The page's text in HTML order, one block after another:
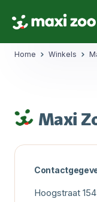
Home Winkels
Maxi
Hoogstraat